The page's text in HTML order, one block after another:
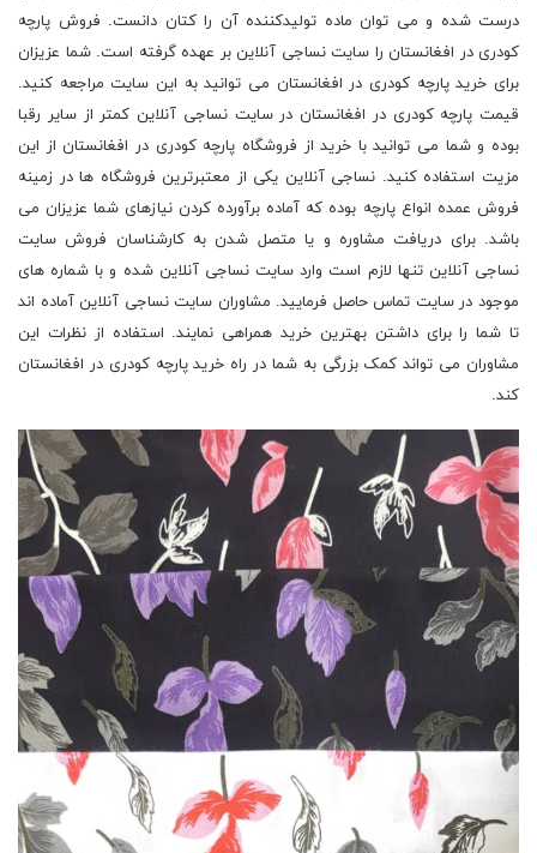
درست شده و می توان ماده تولیدکننده آن را کتان دانست. فروش پارچه
کودری در افغانستان را سایت نساجی آنلاین بر عهده گرفته است. شما عزیزان
برای خرید پارچه کودری در افغانستان می توانید به این سایت مراجعه کنید.
قیمت پارچه کودری در افغانستان در سایت نساجی آنلاین کمتر از سایر رقبا
بوده و شما می توانید با خرید از فروشگاه پارچه کودری در افغانستان از این
مزیت استفاده کنید. نساجی آنلاین یکی از معتبرترین فروشگاه ها در زمینه
فروش عمده انواع پارچه بوده که آماده برآورده کردن نیازهای شما عزیزان می
باشد. برای دریافت مشاوره و یا متصل شدن به کارشناسان فروش سایت
نساجی آنلاین تنها لازم است وارد سایت نساجی آنلاین شده و با شماره های
موجود در سایت تماس حاصل فرمایید. مشاوران سایت نساجی آنلاین آماده اند
تا شما را برای داشتن بهترین خرید همراهی نمایند. استفاده از نظرات این
مشاوران می تواند کمک بزرگی به شما در راه خرید پارچه کودری در افغانستان
کند.